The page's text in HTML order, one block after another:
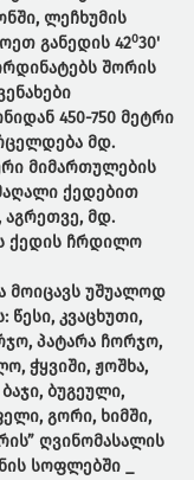
ლეჩხუმის
განედის 42030'
შორის
450-750 მეტრი
მდ.
მიმართულების
ქედებით
აგრეთვე, მდ.
ქედის ჩრდილო
მოიცავს უშუალოდ
კვაცხუთი,
პატარა ჩორჯო,
ჭყვიში, ჟოშხა,
ბუგეული,
გორი, ხიმში,
ღვინომასალის
სოფლებში _